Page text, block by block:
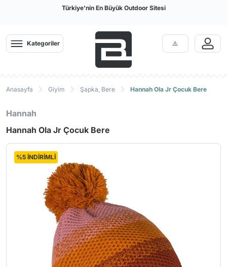
Türkiye'nin En Büyük Outdoor Sitesi
Kategoriler
Anasayfa Giyim Şapka, Bere Hannah Ola Jr Çocuk Bere
Hannah
Hannah Ola Jr Çocuk Bere
%5 İNDİRİMLİ